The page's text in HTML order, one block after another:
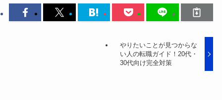
やりたいことが見つからな
い人の転職ガイド！20代・
30代向け完全対策